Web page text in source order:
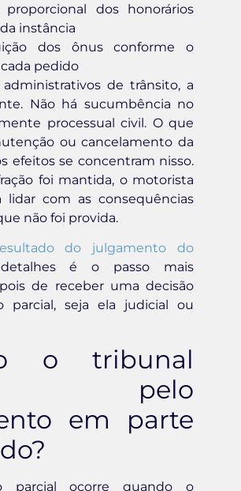
proporcional dos honorários
instância
dos ônus conforme o
pedido
administrativos de trânsito, a
Não há sucumbência no
processual civil. O que
ou cancelamento da
efeitos se concentram nisso.
foi mantida, o motorista
lidar com as consequências
não foi provida.
do julgamento do
é o passo mais
de receber uma decisão
parcial, seja ela judicial ou
o tribunal
pelo
em parte
parcial ocorre quando o